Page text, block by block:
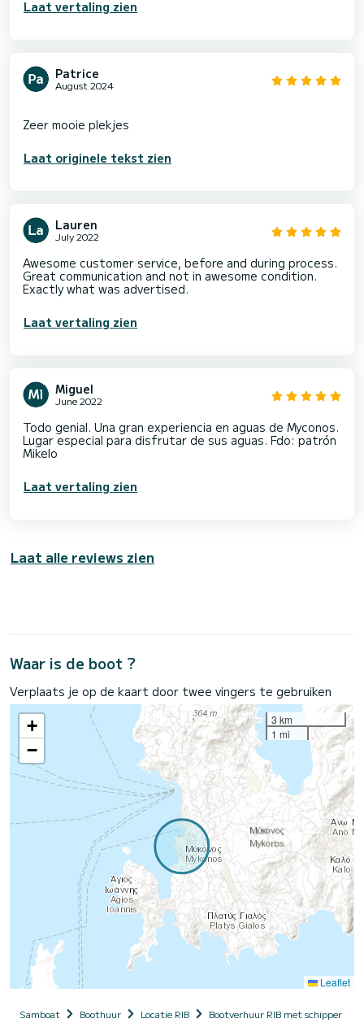
Laat vertaling zien
Patrice
August 2024
Laat originele tekst zien
Lauren
July 2022
Awesome customer service, before and during process.
Great communication and not in awesome condition.
Exactly what was advertised.
Laat vertaling zien
Miguel
June 2022
Todo genial. Una gran experiencia en aguas de Myconos.
Lugar especial para disfrutar de sus aguas. Fdo: patrón
Mikelo
Laat vertaling zien
Laat alle reviews zien
Waar is de boot ?
Verplaats je op de kaart door twee vingers te gebruiken
+
−
3 km
1 mi
Leaflet
Samboat Boothuur Locatie RIB Bootverhuur RIB met schipper